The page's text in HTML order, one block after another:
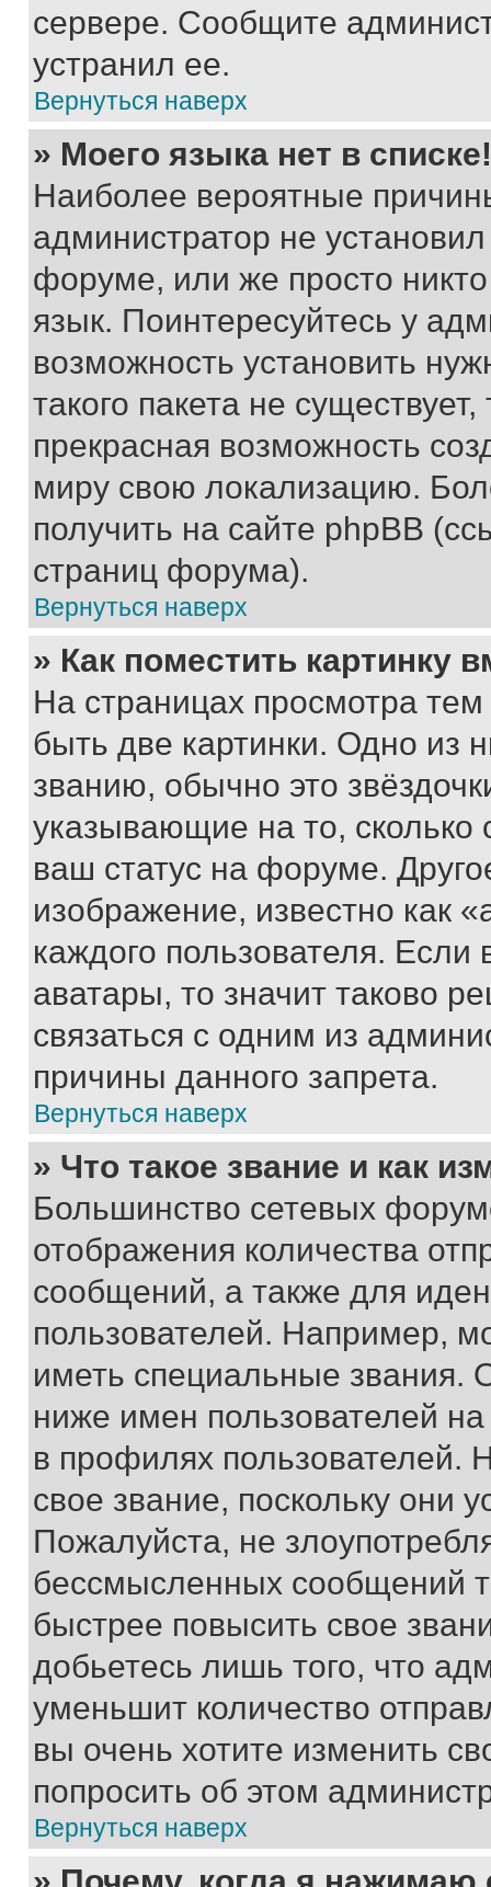
сервере. Сообщите
устранил ее.
Вернуться наверх
» Моего языка нет в списке!
Наиболее вероятные
администратор не
форуме, или же просто
язык. Поинтересуйтесь у
возможность установить
такого пакета не
прекрасная возможность
миру свою локализацию.
получить на сайте phpBB
страниц форума).
Вернуться наверх
» Как поместить картинку
На страницах просмотра
быть две картинки. Одно из
званию, обычно это
указывающие на то,
ваш статус на форуме.
изображение, известно как
каждого пользователя.
аватары, то значит таково
связаться с одним из
причины данного запрета.
Вернуться наверх
» Что такое звание и как
Большинство сетевых
отображения количества
сообщений, а также для
пользователей. Например,
иметь специальные звания.
ниже имен пользователей
в профилях
свое звание, поскольку они
Пожалуйста, не
бессмысленных сообщений
быстрее повысить свое
добьетесь лишь того, что
уменьшит количество
вы очень хотите изменить
попросить об этом
Вернуться наверх